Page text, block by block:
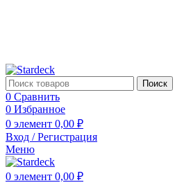
Поиск
0 Сравнить
0 Избранное
0 элемент 0,00 ₽
Вход / Регистрация
Меню
0 элемент 0,00 ₽